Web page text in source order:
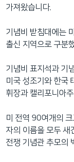
가져왔습니다.
기념비 받침대에는
출신 지역으로 구분
기념비 표지석과 기
미국 성조기와 한국
휘장과 캘리포니아
미 전역 90여개의
자의 이름을 모두 새
전쟁 기념관 추모의